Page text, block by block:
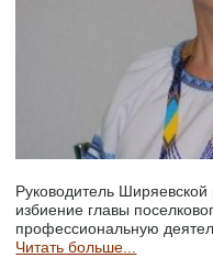
Руководитель
избиение главы
профессиональную
Читать больше...